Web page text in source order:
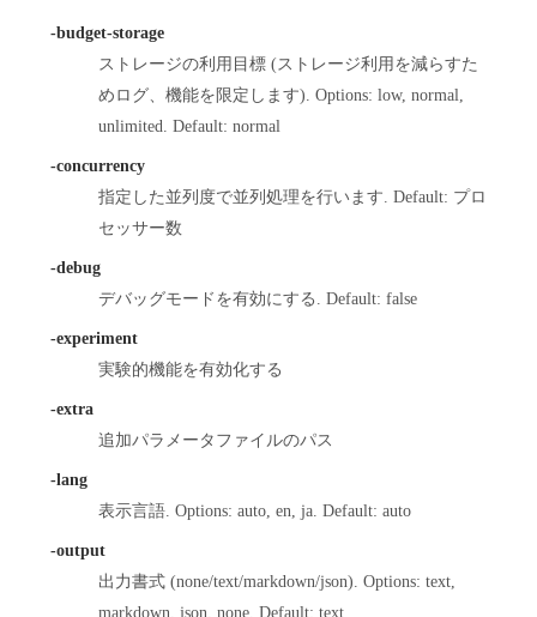
-budget-storage
ストレージの利用目標 (ストレージ利用を減らすた
めログ、機能を限定します). Options: low, normal,
unlimited. Default: normal
-concurrency
指定した並列度で並列処理を行います. Default: プロ
セッサー数
-debug
デバッグモードを有効にする. Default: false
-experiment
実験的機能を有効化する
-extra
追加パラメータファイルのパス
-lang
表示言語. Options: auto, en, ja. Default: auto
-output
出力書式 (none/text/markdown/json). Options: text,
markdown, json, none. Default: text